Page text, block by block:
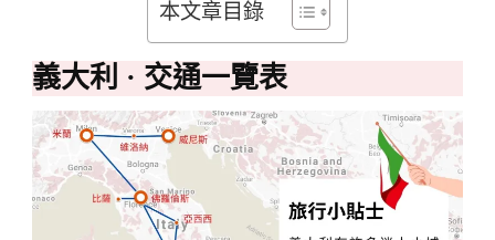
本文章目錄
義大利 · 交通一覽表